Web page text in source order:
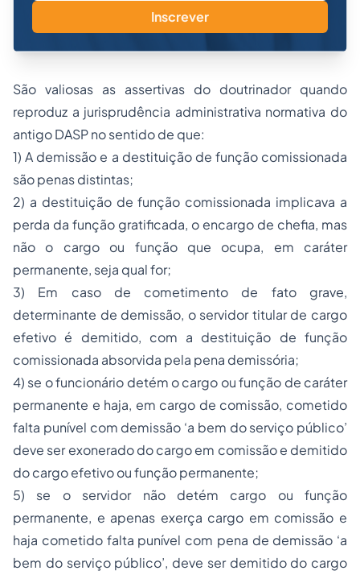
Inscrever
São valiosas as assertivas do doutrinador quando
reproduz a jurisprudência administrativa normativa do
antigo DASP no sentido de que:
1) A demissão e a destituição de função comissionada
são penas distintas;
2) a destituição de função comissionada implicava a
perda da função gratificada, o encargo de chefia, mas
não o cargo ou função que ocupa, em caráter
permanente, seja qual for;
3) Em caso de cometimento de fato grave,
determinante de demissão, o servidor titular de cargo
efetivo é demitido, com a destituição de função
comissionada absorvida pela pena demissória;
4) se o funcionário detém o cargo ou função de caráter
permanente e haja, em cargo de comissão, cometido
falta punível com demissão ‘a bem do serviço público’
deve ser exonerado do cargo em comissão e demitido
do cargo efetivo ou função permanente;
5) se o servidor não detém cargo ou função
permanente, e apenas exerça cargo em comissão e
haja cometido falta punível com pena de demissão ‘a
bem do serviço público’, deve ser demitido do cargo